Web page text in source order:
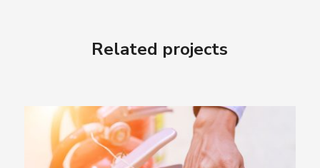
Related projects